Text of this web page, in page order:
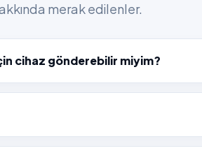
merak edilenler.
cihaz gönderebilir miyim?